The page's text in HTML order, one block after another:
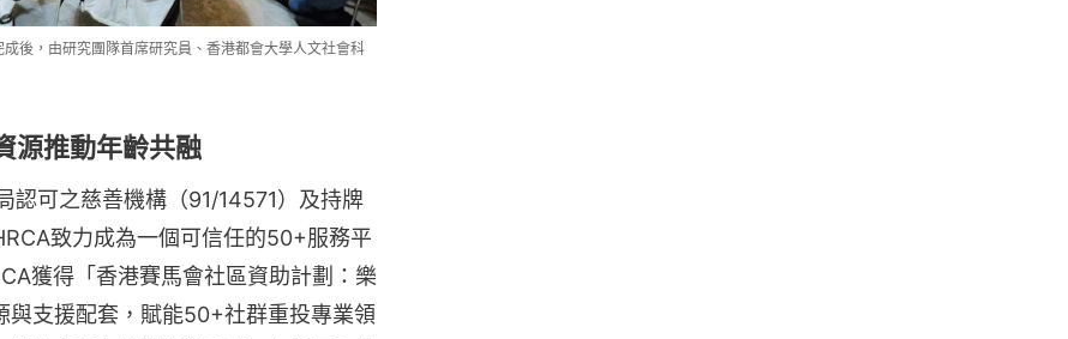
後，由研究團隊首席研究員、香港都會大學人文社會科
源推動年齡共融
認可之慈善機構（91/14571）及持牌
致力成為一個可信任的50+服務平
獲得「香港賽馬會社區資助計劃：樂
支援配套，賦能50+社群重投專業領